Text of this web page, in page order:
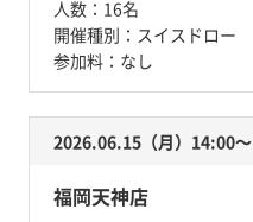
人数： 16名
開催種別： スイスドロー
参加料： なし
2026.06.15（月）14:00〜
福岡天神店